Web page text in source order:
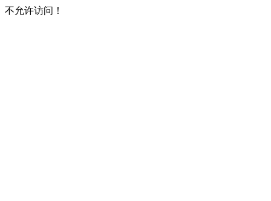
不允许访问！